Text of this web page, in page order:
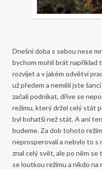
Dnešní doba s sebou nese
bychom mohli brát například
rozvíjet a v jakém odvětví
už předem a neměli jste
začali podnikat, dříve se
režimu, který držel celý stát
byl bohatší než stát. A ani
budeme. Za dob tohoto
neprosperovali a nebylo to s
znal celý svět, ale po něm se
se loutkou režimu a nikdo na